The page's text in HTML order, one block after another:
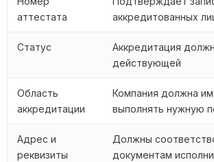
аттестата
аккредитованных
Статус
Аккредитация
действующей
Область
аккредитации
Компания должна
выполнять нужную
Адрес и
реквизиты
Должны
документам